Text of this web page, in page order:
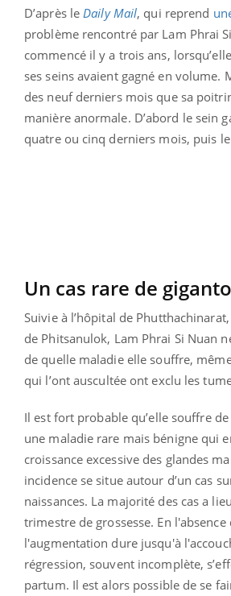
D’après le Daily Mail, qui reprend
problème rencontré par Lam Phrai
commencé il y a trois ans,
ses seins avaient gagné en volume.
des neuf derniers mois que sa
manière anormale. D’abord le sein
quatre ou cinq derniers mois, puis
Un cas rare de
Suivie à l’hôpital de
de Phitsanulok, Lam Phrai Si Nuan
de quelle maladie elle souffre,
qui l’ont auscultée ont exclu les
Il est fort probable qu’elle souffre
une maladie rare mais bénigne qui
croissance excessive des glandes
incidence se situe autour d’un cas
naissances. La majorité des cas a
trimestre de grossesse. En
l'augmentation dure jusqu'à
régression, souvent incomplète,
partum. Il est alors possible de se